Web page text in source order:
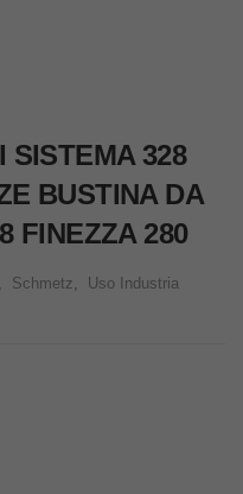
SISTEMA 328
BUSTINA DA
FINEZZA 280
Schmetz
Uso Industria